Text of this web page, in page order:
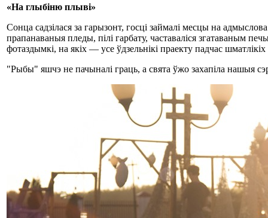
«На глыбіню плыві»
Сонца садзілася за гарызонт, госці займалі месцы на
прапанаваныя пледы, пілі гарбату, частаваліся згатаваным
фотаздымкі, на якіх ― усе ўдзельнікі праекту падчас
"Рыбы" яшчэ не пачыналі граць, а свята ўжо захапіла нашыя